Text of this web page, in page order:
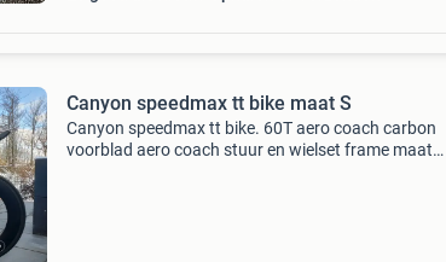
Canyon speedmax tt bike maat S
Canyon speedmax tt bike. 60T aero coach carbon
voorblad aero coach stuur en wielset frame maat